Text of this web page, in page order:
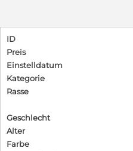
ID
Preis
Einstelldatum
Kategorie
Rasse
Geschlecht
Alter
Farbe